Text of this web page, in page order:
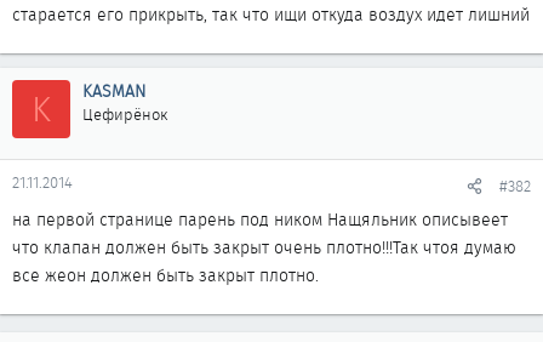
старается его прикрыть, так что ищи откуда воздух идет лишний
K KASMAN
Цефирёнок
21.11.2014 #382
на первой странице парень под ником Нащяльник описывеет
что клапан должен быть закрыт очень плотно!!!Так чтоя думаю
все жеон должен быть закрыт плотно.